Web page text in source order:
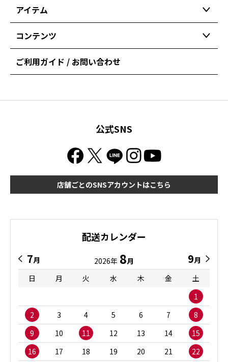
アイテム
コンテンツ
ご利用ガイド / お問い合わせ
公式SNS
店舗ごとのSNSアカウントはこちら
配送カレンダー
7月 2026年 8月 9月
日
月 火 水 木 金
土
1
2
3 4 5 6 7
8
9
10 11 12 13 14
15
16
17 18 19 20 21 22